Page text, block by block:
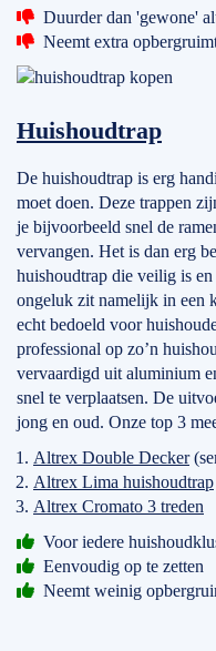
Duurder dan 'gewone'
Neemt extra
Huishoudtrap
De huishoudtrap is erg
moet doen. Deze trappen
je bijvoorbeeld snel de
vervangen. Het is dan erg
huishoudtrap die veilig is
ongeluk zit namelijk in een
echt bedoeld voor
professional op zo’n
vervaardigd uit aluminium
snel te verplaatsen. De
jong en oud. Onze top 3
Altrex Double Decker
Altrex Lima huishoudtrap
Altrex Cromato 3 treden
Voor iedere
Eenvoudig op te zetten
Neemt weinig